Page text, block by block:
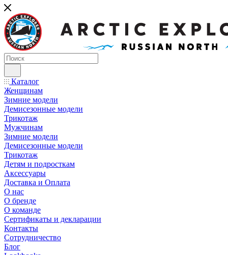
Каталог
Женщинам
Зимние модели
Демисезонные модели
Трикотаж
Мужчинам
Зимние модели
Демисезонные модели
Трикотаж
Детям и подросткам
Аксессуары
Доставка и Оплата
О нас
О бренде
О команде
Сертификаты и декларации
Контакты
Сотрудничество
Блог